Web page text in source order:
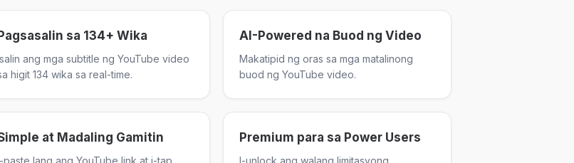
Pagsasalin sa 134+ Wika
ang mga subtitle ng YouTube video
higit 134 wika sa real-time.
AI-Powered na Buod ng Video
Makatipid ng oras sa mga matalinong
buod ng YouTube video.
at Madaling Gamitin
paste lang ang YouTube link at i-tap.
Premium para sa Power Users
I-unlock ang walang limitasyong